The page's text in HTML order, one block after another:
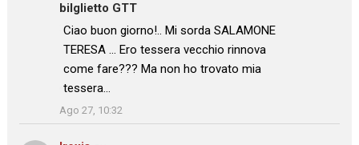
bilglietto GTT
: “
Ciao buon giorno!.. Mi sorda SALAMONE
TERESA … Ero tessera vecchio rinnova
come fare??? Ma non ho trovato mia
tessera…
”
Ago 27, 10:32